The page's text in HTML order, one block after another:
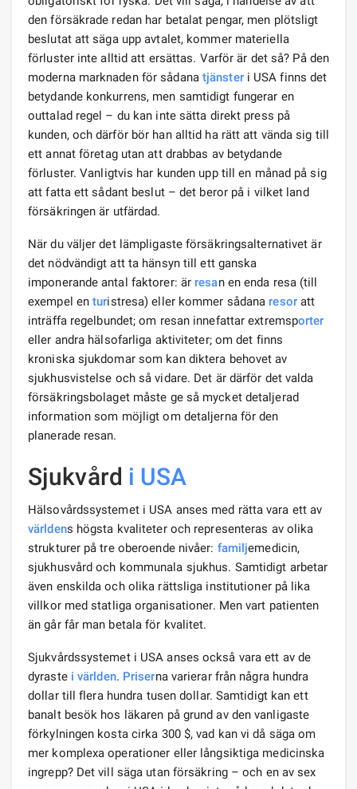
den försäkrade redan har betalat pengar, men plötsligt
beslutat att säga upp avtalet, kommer materiella
förluster inte alltid att ersättas. Varför är det så? På den
moderna marknaden för sådana tjänsteri USA finns det
betydande konkurrens, men samtidigt fungerar en
outtalad regel – du kan inte sätta direkt press på
kunden, och därför bör han alltid ha rätt att vända sig till
ett annat företag utan att drabbas av betydande
förluster. Vanligtvis har kunden upp till en månad på sig
att fatta ett sådant beslut – det beror på i vilket land
försäkringen är utfärdad.
När du väljer det lämpligaste försäkringsalternativet är
det nödvändigt att ta hänsyn till ett ganska
imponerande antal faktorer: är resan en enda resa (till
exempel enturistresa) eller kommer sådana resoratt
inträffa regelbundet; om resan innefattar extremsporter
eller andra hälsofarliga aktiviteter; om det finns
kroniska sjukdomar som kan diktera behovet av
sjukhusvistelse och så vidare. Det är därför det valda
försäkringsbolaget måste ge så mycket detaljerad
information som möjligt om detaljerna för den
planerade resan.
Sjukvård i USA
Hälsovårdssystemet i USA anses med rätta vara ett av
världens högsta kvaliteter och representeras av olika
strukturer på tre oberoende nivåer: familjemedicin,
sjukhusvård och kommunala sjukhus. Samtidigt arbetar
även enskilda och olika rättsliga institutioner på lika
villkor med statliga organisationer. Men vart patienten
än går får man betala för kvalitet.
Sjukvårdssystemet i USA anses också vara ett av de
dyraste i världen. Priserna varierar från några hundra
dollar till flera hundra tusen dollar. Samtidigt kan ett
banalt besök hos läkaren på grund av den vanligaste
förkylningen kosta cirka 300 $, vad kan vi då säga om
mer komplexa operationer eller långsiktiga medicinska
ingrepp? Det vill säga utan försäkring – och en av sex